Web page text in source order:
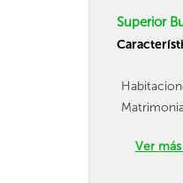
Superior
Ver